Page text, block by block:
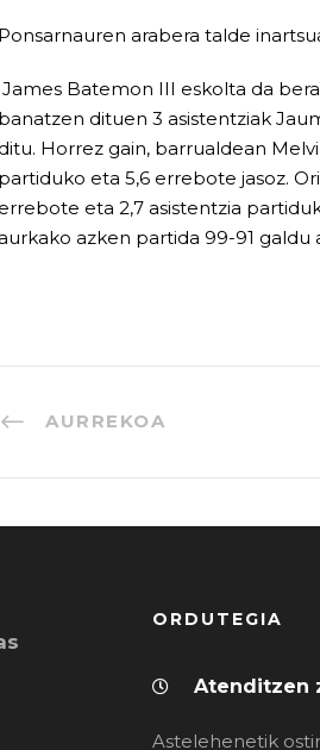
Ponsarnauren arabera talde
James Batemon III eskolta da
banatzen dituen 3 asistentziak
ditu. Horrez gain, barrualdean
partiduko eta 5,6 errebote jasoz.
errebote eta 2,7 asistentzia
azken partida 99-91 galdu
AURREKOA
ORDUTEGIA
Atenditzen
Astelehenetik